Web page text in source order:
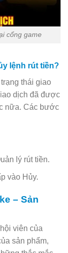
cổng game
lệnh rút tiền?
thái giao
dịch đã được
nữa. Các bước
lý rút tiền.
vào Hủy.
– Sản
viên của
sản phẩm,